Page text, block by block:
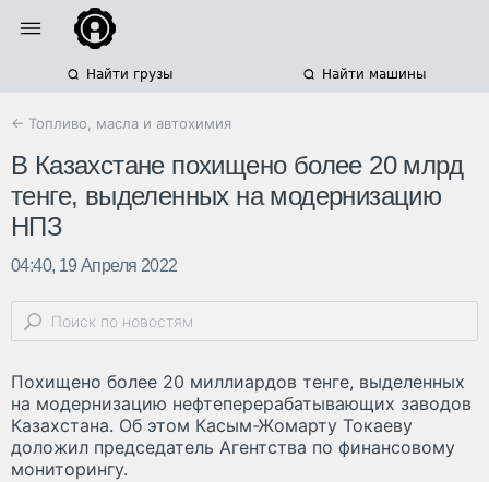
Найти грузы Найти машины
← Топливо, масла и автохимия
В Казахстане похищено более 20 млрд
тенге, выделенных на модернизацию
НПЗ
04:40, 19 Апреля 2022
Похищено более 20 миллиардов тенге, выделенных
на модернизацию нефтеперерабатывающих заводов
Казахстана. Об этом Касым-Жомарту Токаеву
доложил председатель Агентства по финансовому
мониторингу.